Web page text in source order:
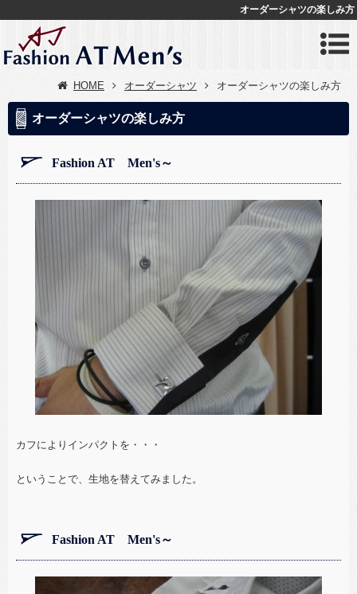
オーダーシャツの楽しみ方
HOME オーダーシャツ オーダーシャツの楽しみ方
オーダーシャツの楽しみ方
Fashion AT Men's～
カフによりインパクトを・・・
ということで、生地を替えてみました。
Fashion AT Men's～